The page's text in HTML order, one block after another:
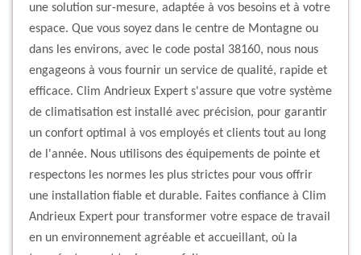
une solution sur-mesure, adaptée à vos besoins et à votre
espace. Que vous soyez dans le centre de Montagne ou
dans les environs, avec le code postal 38160, nous nous
engageons à vous fournir un service de qualité, rapide et
efficace. Clim Andrieux Expert s'assure que votre système
de climatisation est installé avec précision, pour garantir
un confort optimal à vos employés et clients tout au long
de l'année. Nous utilisons des équipements de pointe et
respectons les normes les plus strictes pour vous offrir
une installation fiable et durable. Faites confiance à Clim
Andrieux Expert pour transformer votre espace de travail
en un environnement agréable et accueillant, où la